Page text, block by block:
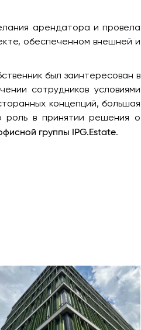
арендатора и провела
обеспеченном внешней и
был заинтересован в
сотрудников условиями
концепций, большая
роль в принятии решения о
группы IPG.Estate.